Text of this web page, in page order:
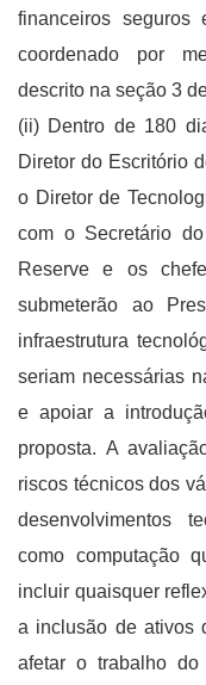
financeiros
coordenado por
descrito na seção 3
(ii) Dentro de 180
Diretor do Escritório
o Diretor de
com o Secretário
Reserve e os
submeterão ao
infraestrutura
seriam necessárias
e apoiar a
proposta. A
riscos técnicos dos
desenvolvimentos
como computação
incluir quaisquer
a inclusão de ativos
afetar o trabalho